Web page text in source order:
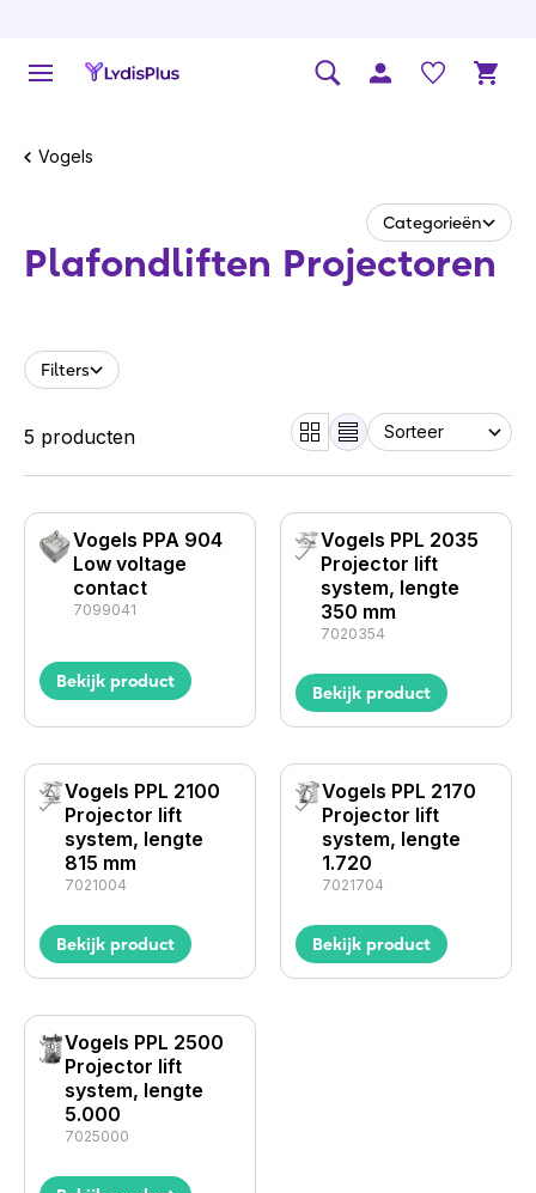
Vogels
Categorieën
Plafondliften Projectoren
Filters
5 producten
Vogels PPA 904
Low voltage
contact
7099041
Bekijk product
Vogels PPL 2035
Projector lift
system, lengte
350 mm
7020354
Bekijk product
Vogels PPL 2100
Projector lift
system, lengte
815 mm
7021004
Bekijk product
Vogels PPL 2170
Projector lift
system, lengte
1.720
7021704
Bekijk product
Vogels PPL 2500
Projector lift
system, lengte
5.000
7025000